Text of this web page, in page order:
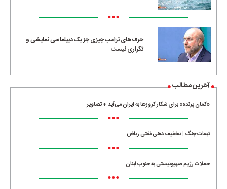
•••
حرف‌های ترامپ چیزی جز یک دیپلماسی نمایشی و
تکراری نیست
آخرین مطالب
«کمانِ پرنده» برای شکار کروزها به ایران می‌آید + تصاویر
•••
تبعات جنگ | تخفیف دهی نفتی ریاض
•••
حملات رژیم صهیونیستی به جنوب لبنان
•••